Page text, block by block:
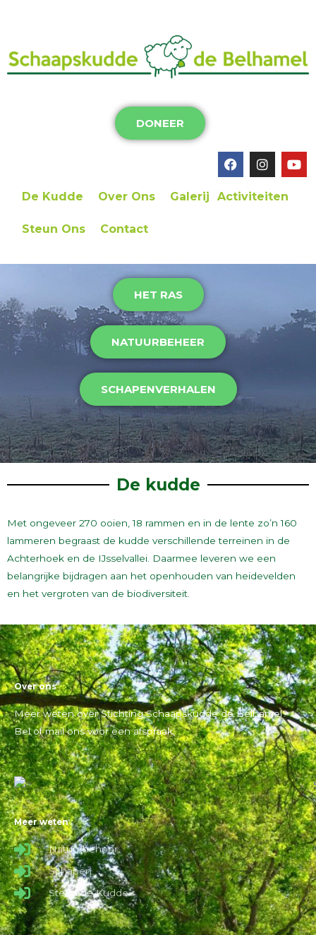
DONEER
De Kudde Over Ons Galerij Activiteiten
Steun Ons Contact
HET RAS
NATUURBEHEER
SCHAPENVERHALEN
De kudde
Met ongeveer 270 ooien, 18 rammen en in de lente zo’n 160
lammeren begraast de kudde verschillende terreinen in de
Achterhoek en de IJsselvallei. Daarmee leveren we een
belangrijke bijdragen aan het openhouden van heidevelden
en het vergroten van de biodiversiteit.
Over ons
Meer weten over Stichting Schaapskudde de Belhamel?
Bel of mail ons voor een afspraak.
Meer weten
Natuurbeheer
Schapen
Steun de Kudde